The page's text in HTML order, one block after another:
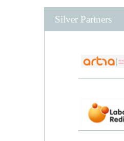
Silver Partners